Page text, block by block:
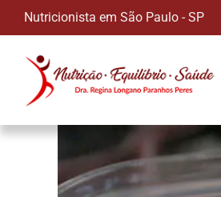
Nutricionista em São Paulo - SP